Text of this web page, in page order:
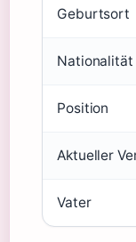
Geburtsort
Nationalität
Position
Aktueller
Vater